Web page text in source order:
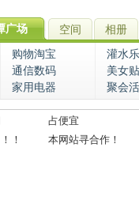
广场 空间 相册
购物淘宝 灌水
通信数码 美女
家用电器 聚会
占便宜
！ 本网站寻合作！